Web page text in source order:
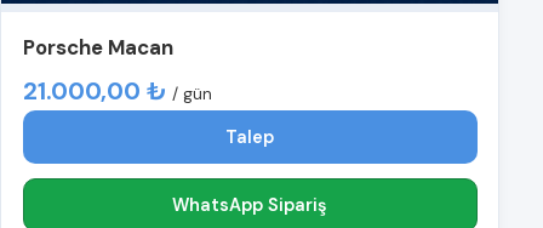
Porsche Macan
21.000,00 ₺ / gün
Talep
WhatsApp Sipariş